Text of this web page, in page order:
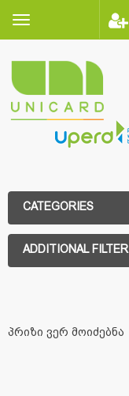
CATEGORIES
ADDITIONAL FILTER
პრიზი ვერ მოიძებნა